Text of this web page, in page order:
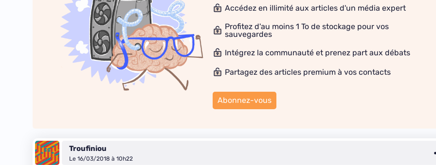
Accédez en illimité aux articles d'un média expert
Profitez d'au moins 1 To de stockage pour vos
sauvegardes
Intégrez la communauté et prenez part aux débats
Partagez des articles premium à vos contacts
Abonnez-vous
Troufiniou
Le 16/03/2018 à 10h22